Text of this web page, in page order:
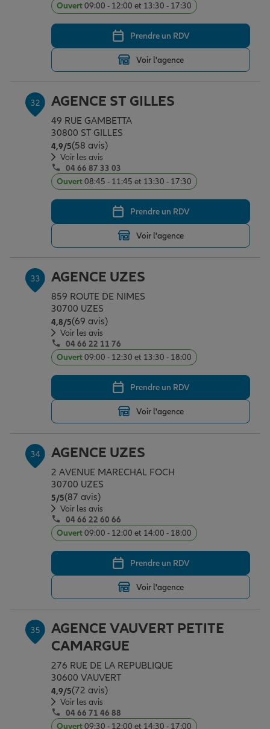
Ouvert09:00 - 12:00 et 13:30 - 17:30
Prendre un RDV
Voir l'agence
32 AGENCE ST GILLES
49 RUE GAMBETTA
30800 ST GILLES
4,9/5Note de 4.9 sur 5
(58 avis)
Voir les avis
04 66 87 33 03
Ouvert08:45 - 11:45 et 13:30 - 17:30
Prendre un RDV
Voir l'agence
33 AGENCE UZES
859 ROUTE DE NIMES
30700 UZES
4,8/5Note de 4.8 sur 5
(69 avis)
Voir les avis
04 66 22 11 76
Ouvert09:00 - 12:30 et 13:30 - 18:00
Prendre un RDV
Voir l'agence
34 AGENCE UZES
2 AVENUE MARECHAL FOCH
30700 UZES
5/5Note de 5 sur 5
(87 avis)
Voir les avis
04 66 22 60 66
Ouvert09:00 - 12:00 et 14:00 - 18:00
Prendre un RDV
Voir l'agence
35
AGENCE VAUVERT PETITE
CAMARGUE
276 RUE DE LA REPUBLIQUE
30600 VAUVERT
4,9/5Note de 4.9 sur 5
(72 avis)
Voir les avis
04 66 71 46 88
Ouvert09:30 - 12:00 et 14:30 - 17:00